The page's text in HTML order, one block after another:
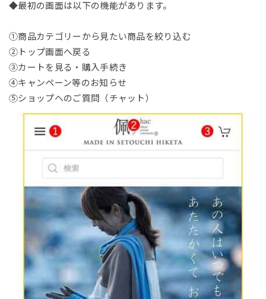
◆最初の画面は以下の機能があります。
①商品カテゴリーから見たい商品を絞り込む
②トップ画面へ戻る
③カートを見る・購入手続き
④キャンペーン等のお知らせ
⑤ショップへのご質問（チャット）